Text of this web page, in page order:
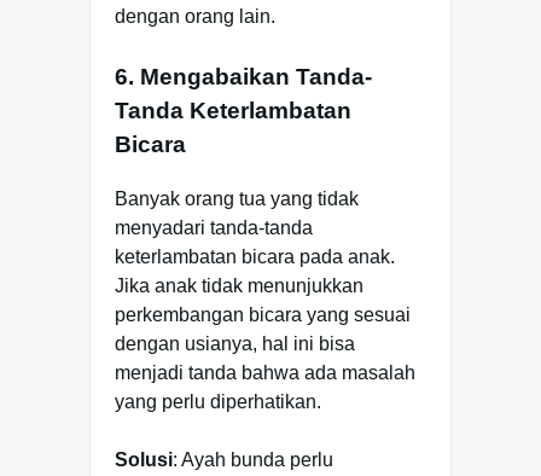
dengan orang lain.
6. Mengabaikan Tanda-
Tanda Keterlambatan
Bicara
Banyak orang tua yang tidak
menyadari tanda-tanda
keterlambatan bicara pada anak.
Jika anak tidak menunjukkan
perkembangan bicara yang sesuai
dengan usianya, hal ini bisa
menjadi tanda bahwa ada masalah
yang perlu diperhatikan.
Solusi: Ayah bunda perlu